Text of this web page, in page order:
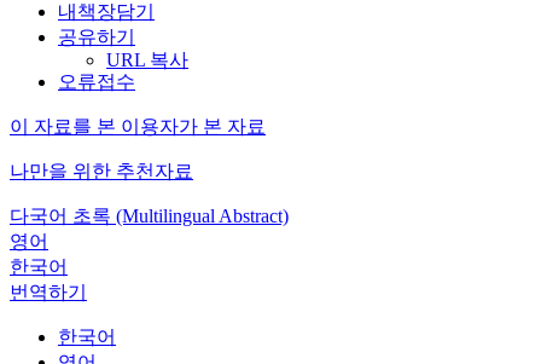
내책장담기
공유하기
URL 복사
오류접수
이 자료를 본 이용자가 본 자료
나만을 위한 추천자료
다국어 초록 (Multilingual Abstract)
영어
한국어
번역하기
한국어